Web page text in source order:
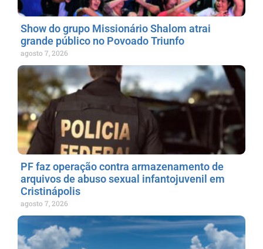
Show do grupo Missionário Shalom atrai
grande público no Povoado Triunfo
agosto 7, 2026
PF faz operação contra armazenamento de
arquivos de abuso sexual infantojuvenil em
Cristinápolis
agosto 7, 2026